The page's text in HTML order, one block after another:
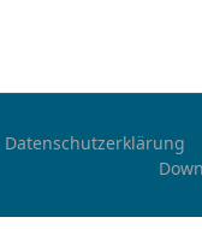
Datenschutzerklärung